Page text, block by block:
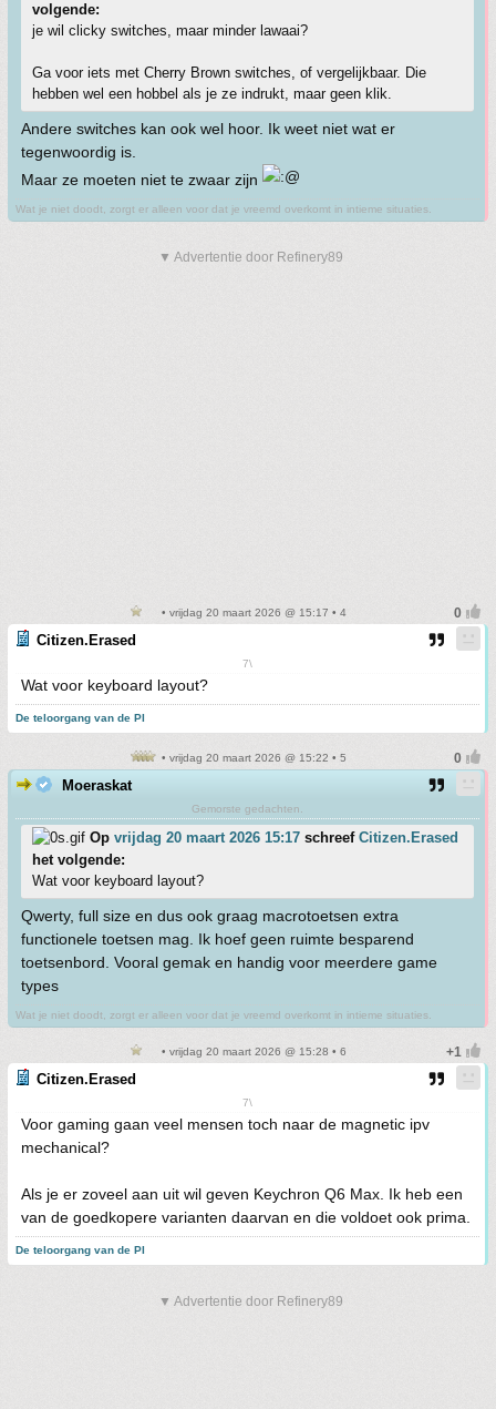
volgende:
je wil clicky switches, maar minder lawaai?
Ga voor iets met Cherry Brown switches, of vergelijkbaar. Die
hebben wel een hobbel als je ze indrukt, maar geen klik.
Andere switches kan ook wel hoor. Ik weet niet wat er
tegenwoordig is.
Maar ze moeten niet te zwaar zijn
Wat je niet doodt, zorgt er alleen voor dat je vreemd overkomt in intieme situaties.
▼ Advertentie door Refinery89
• vrijdag 20 maart 2026 @ 15:17 • 4
Citizen.Erased
7\
Wat voor keyboard layout?
De teloorgang van de PI
• vrijdag 20 maart 2026 @ 15:22 • 5
Moeraskat
Gemorste gedachten.
Op vrijdag 20 maart 2026 15:17 schreef Citizen.Erased
het volgende:
Wat voor keyboard layout?
Qwerty, full size en dus ook graag macrotoetsen extra
functionele toetsen mag. Ik hoef geen ruimte besparend
toetsenbord. Vooral gemak en handig voor meerdere game
types
Wat je niet doodt, zorgt er alleen voor dat je vreemd overkomt in intieme situaties.
• vrijdag 20 maart 2026 @ 15:28 • 6
Citizen.Erased
7\
Voor gaming gaan veel mensen toch naar de magnetic ipv
mechanical?
Als je er zoveel aan uit wil geven Keychron Q6 Max. Ik heb een
van de goedkopere varianten daarvan en die voldoet ook prima.
De teloorgang van de PI
▼ Advertentie door Refinery89